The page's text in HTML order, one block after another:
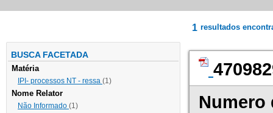
BUSCA FACETADA
Matéria
IPI- processos NT - ressa (1)
Nome Relator
Não Informado (1)
1 resultados
Numero